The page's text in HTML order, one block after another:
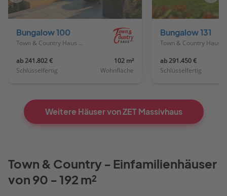
Bungalow 100
Town & Country Haus Deutschland
ab 241.802 €
Schlüsselfertig
102 m²
Wohnfläche
Bungalow 131
ab 291.450 €
Schlüsselfertig
Vorheriges
Haus
Haus
Weitere Häuser von ZET Massivhaus
Town & Country - Einfamilienhäuser
von 90 - 192 m²